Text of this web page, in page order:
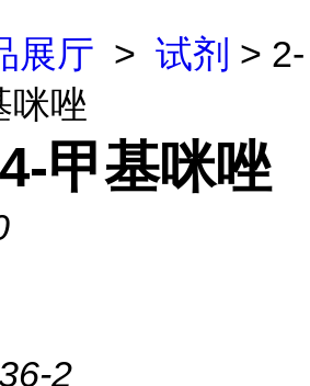
展厅 > 试剂 > 2-
咪唑
甲基咪唑
2